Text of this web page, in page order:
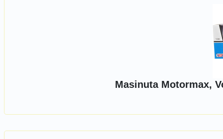
Masinuta Motormax,